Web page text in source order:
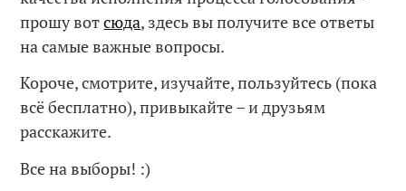
прошу вотсюда, здесь вы получите все ответы
на самые важные вопросы.
Короче, смотрите, изучайте, пользуйтесь (пока
всё бесплатно), привыкайте – и друзьям
расскажите.
Все на выборы! :)